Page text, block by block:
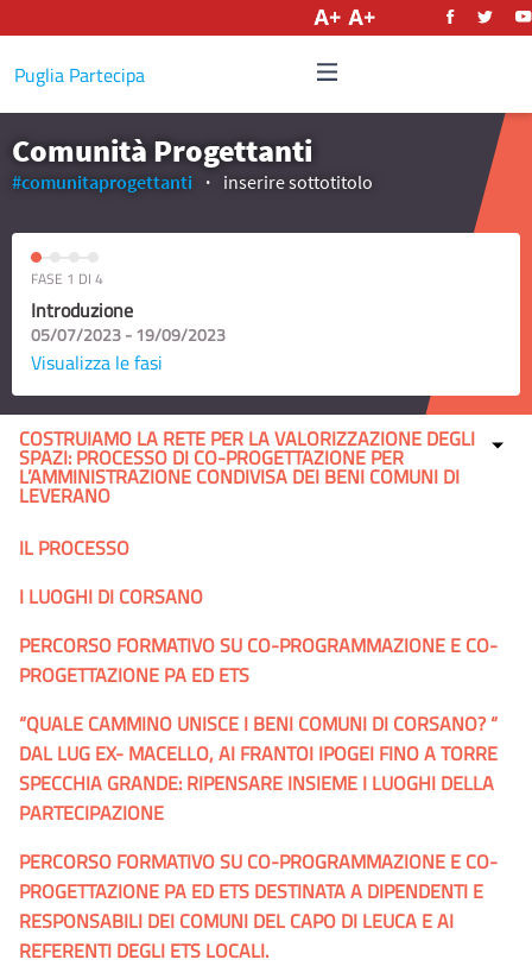
Puglia Partecipa
Comunità Progettanti
#comunitaprogettanti inserire sottotitolo
FASE 1 DI 4
Introduzione
05/07/2023 - 19/09/2023
Visualizza le fasi
COSTRUIAMO LA RETE PER LA VALORIZZAZIONE DEGLI
SPAZI: PROCESSO DI CO-PROGETTAZIONE PER
L’AMMINISTRAZIONE CONDIVISA DEI BENI COMUNI DI
LEVERANO
IL PROCESSO
I LUOGHI DI CORSANO
PERCORSO FORMATIVO SU CO-PROGRAMMAZIONE E CO-
PROGETTAZIONE PA ED ETS
“QUALE CAMMINO UNISCE I BENI COMUNI DI CORSANO? “
DAL LUG EX- MACELLO, AI FRANTOI IPOGEI FINO A TORRE
SPECCHIA GRANDE: RIPENSARE INSIEME I LUOGHI DELLA
PARTECIPAZIONE
PERCORSO FORMATIVO SU CO-PROGRAMMAZIONE E CO-
PROGETTAZIONE PA ED ETS DESTINATA A DIPENDENTI E
RESPONSABILI DEI COMUNI DEL CAPO DI LEUCA E AI
REFERENTI DEGLI ETS LOCALI.